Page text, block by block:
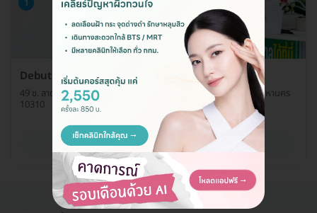
1
Debut Clinic
49 ซ. ลาดพร้าว 71 แขวงคลองเจ้าคุณสิงห์ เขตวังทองหลาง กรุงเทพมหานคร
10310
ดูรายละเอียด